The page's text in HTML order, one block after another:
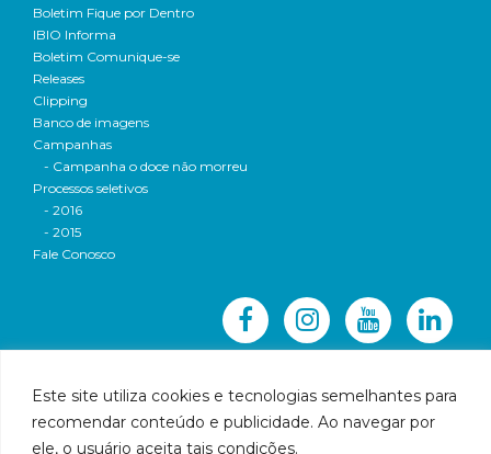
Este site utiliza cookies e tecnologias semelhantes para
recomendar conteúdo e publicidade. Ao navegar por
ele, o usuário aceita tais condições.
Boletim Fique por Dentro
IBIO Informa
Boletim Comunique-se
Releases
Clipping
Banco de imagens
Campanhas
- Campanha o doce não morreu
Processos seletivos
- 2016
- 2015
Fale Conosco
© 2016 CBH-Doce - Todos os direitos reservados